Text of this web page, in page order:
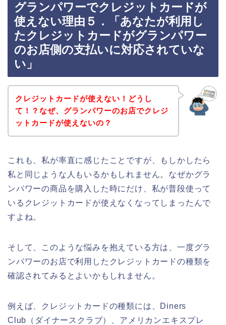
グランパワーでクレジットカードが
使えない理由５．「あなたが利用し
たクレジットカードがグランパワー
のお店側の支払いに対応されていな
い」
クレジットカードが使えない！どうし
て！？なぜ、グランパワーのお店でクレジ
ットカードが使えないの？
これも、私が率直に感じたことですが、もしかしたら
私と同じような人もいるかもしれません。なぜかグラ
ンパワーの商品を購入した時にだけ、私が普段使って
いるクレジットカードが使えなくなってしまったんで
すよね。
そして、このような悩みを抱えている方は、一度グラ
ンパワーのお店で利用したクレジットカードの種類を
確認されてみるとよいかもしれません。
例えば、クレジットカードの種類には、Diners
Club（ダイナースクラブ）、アメリカンエキスプレ